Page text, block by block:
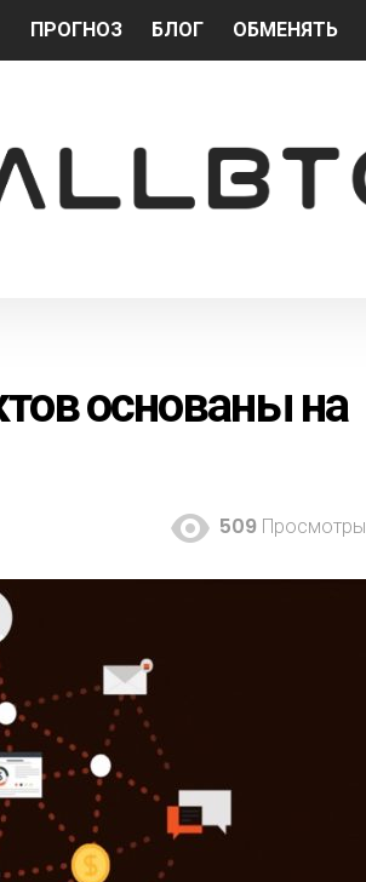
ПРОГНОЗ БЛОГ ОБМЕНЯТЬ
основаны на
509 Просмотры